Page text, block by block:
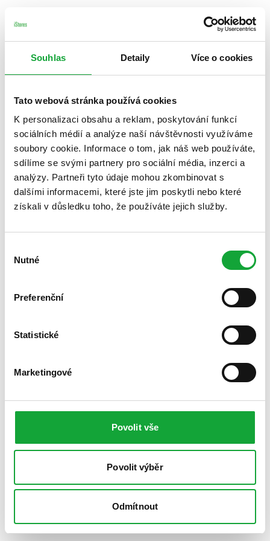
Souhlas Detaily Více o cookies
Tato webová stránka používá cookies
K personalizaci obsahu a reklam, poskytování funkcí
sociálních médií a analýze naší návštěvnosti využíváme
soubory cookie. Informace o tom, jak náš web používáte,
sdílíme se svými partnery pro sociální média, inzerci a
analýzy. Partneři tyto údaje mohou zkombinovat s
dalšími informacemi, které jste jim poskytli nebo které
získali v důsledku toho, že používáte jejich služby.
souhlasu
Nutné
Preferenční
Statistické
Marketingové
Povolit vše
Povolit výběr
Odmítnout